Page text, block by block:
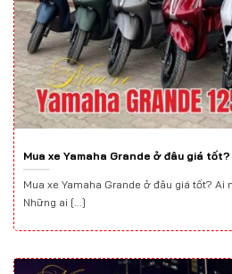
Mua xe Yamaha Grande ở đâu giá tốt?
Mua xe Yamaha Grande ở đâu giá tốt? Ai
Những ai [...]